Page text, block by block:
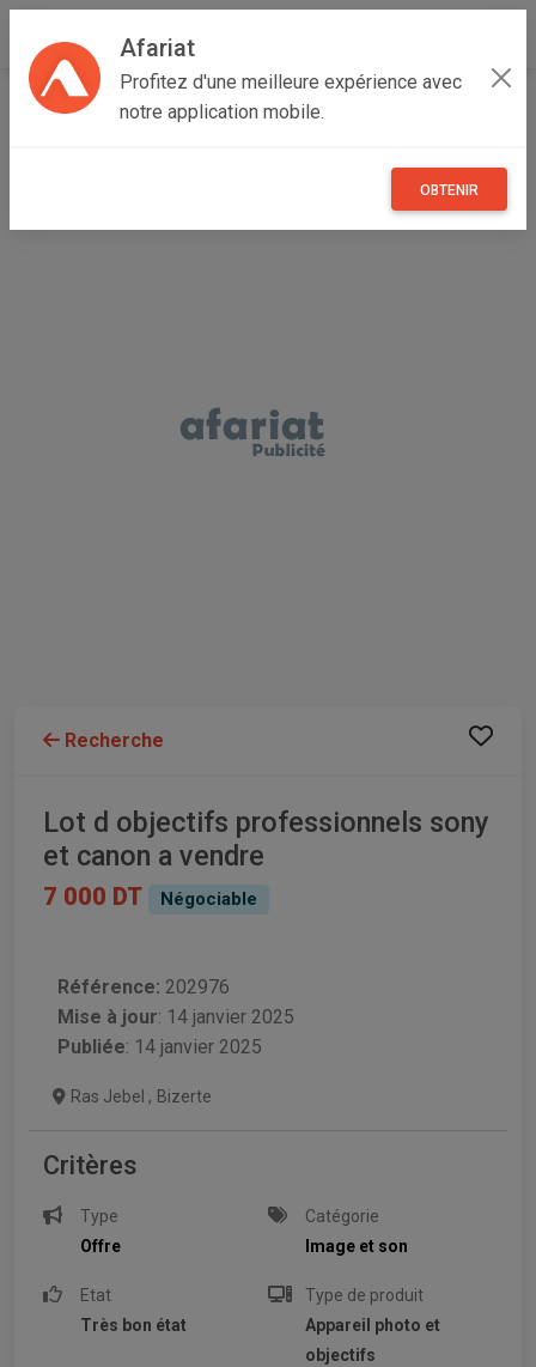
Afariat
Profitez d'une meilleure expérience avec
notre application mobile.
OBTENIR
Accueil Multimedia Majerda
Recherche
Lot d objectifs professionnels sony
et canon a vendre
7 000 DT Négociable
Référence: 202976
Mise à jour: 14 janvier 2025
Publiée: 14 janvier 2025
Ras Jebel , Bizerte
Critères
Type
Offre
Catégorie
Image et son
Etat
Très bon état
Type de produit
Appareil photo et
objectifs